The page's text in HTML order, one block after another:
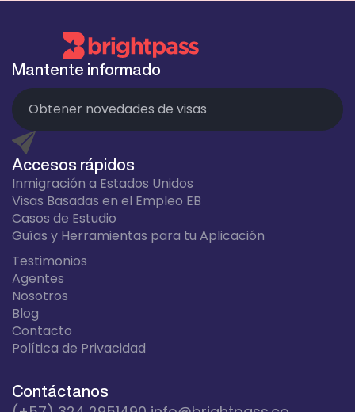
Mantente informado
Accesos rápidos
Inmigración a Estados Unidos
Visas Basadas en el Empleo EB
Casos de Estudio
Guías y Herramientas para tu Aplicación
Testimonios
Agentes
Nosotros
Blog
Contacto
Política de Privacidad
Contáctanos